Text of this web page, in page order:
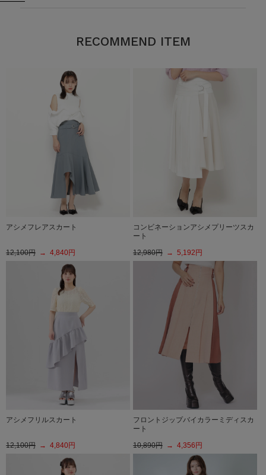
RECOMMEND ITEM
アシメフレアスカート
12,100円 → 4,840円
コンビネーションアシメプリーツスカ
ート
12,980円 → 5,192円
アシメフリルスカート
12,100円 → 4,840円
フロントジップバイカラーミディスカ
ート
10,890円 → 4,356円